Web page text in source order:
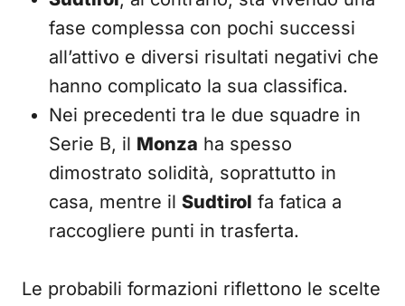
fase complessa con pochi successi
all’attivo e diversi risultati negativi che
hanno complicato la sua classifica.
Nei precedenti tra le due squadre in
Serie B, il Monza ha spesso
dimostrato solidità, soprattutto in
casa, mentre il Sudtirol fa fatica a
raccogliere punti in trasferta.
Le probabili formazioni riflettono le scelte